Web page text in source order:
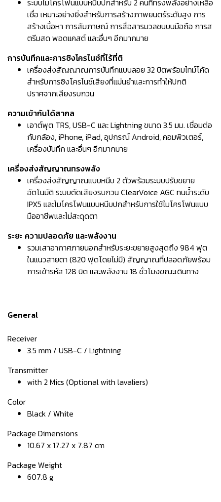
ระบบไมโครโฟนแบบหนีบปกสำหรับ 2 คนที่ทรงพลังอย่างเหลือ
เชื่อ เหมาะอย่างยิ่งสำหรับการสร้างภาพยนตร์ระดับสูง การ
สร้างเนื้อหา การสัมภาษณ์ การสื่อสารมวลชนบนมือถือ การส
ตรีมสด พอดแคสต์ และอื่นๆ อีกมากมาย
การบันทึกและการซิงโครไนซ์ที่ไร้ที่ติ
เครื่องส่งสัญญาณการบันทึกแบบลอย 32 บิตพร้อมไทม์โค้ด
สำหรับการซิงโครไนซ์เสียงที่แม่นยำและการทำให้ปกติ
ปราศจากเสียงรบกวน
ความเข้ากันได้สากล
เอาต์พุต TRS, USB-C และ Lightning ขนาด 3.5 มม. เชื่อมต่อ
กับกล้อง, iPhone, iPad, อุปกรณ์ Android, คอมพิวเตอร์,
เครื่องบันทึก และอื่นๆ อีกมากมาย
เครื่องส่งสัญญาณทรงพลัง
เครื่องส่งสัญญาณแบบหนีบ 2 ตัวพร้อมระบบปรับขยาย
อัตโนมัติ ระบบตัดเสียงรบกวน ClearVoice AGC ทนน้ำระดับ
IPX5 และไมโครโฟนแบบหนีบปกสำหรับการใช้ไมโครโฟนแบบ
มืออาชีพและไม่สะดุดตา
ระยะ ความปลอดภัย และพลังงาน
รวมเสาอากาศภายนอกสำหรับระยะขยายสูงสุดถึง 984 ฟุต
ในแนวสายตา (820 ฟุตโดยไม่มี) สัญญาณที่ปลอดภัยพร้อม
การเข้ารหัส 128 บิต และพลังงาน 18 ชั่วโมงขณะเดินทาง
General
Receiver
3.5 mm / USB-C / Lightning
Transmitter
with 2 Mics (Optional with lavaliers)
Color
Black / White
Package Dimensions
10.67 x 17.27 x 7.87 cm
Package Weight
607.8 g